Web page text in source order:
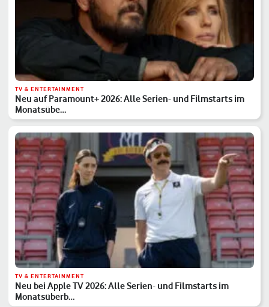
TV & ENTERTAINMENT
Neu auf Paramount+ 2026: Alle Serien- und Filmstarts im
Monatsübe…
TV & ENTERTAINMENT
Neu bei Apple TV 2026: Alle Serien- und Filmstarts im
Monatsüberb…